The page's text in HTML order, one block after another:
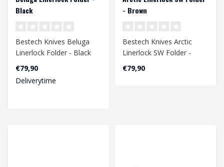
Black
Bestech Knives Beluga
Linerlock Folder - Black
€79,90
Deliverytime
- Brown
Bestech Knives Arctic
Linerlock SW Folder -
Brown
€79,90